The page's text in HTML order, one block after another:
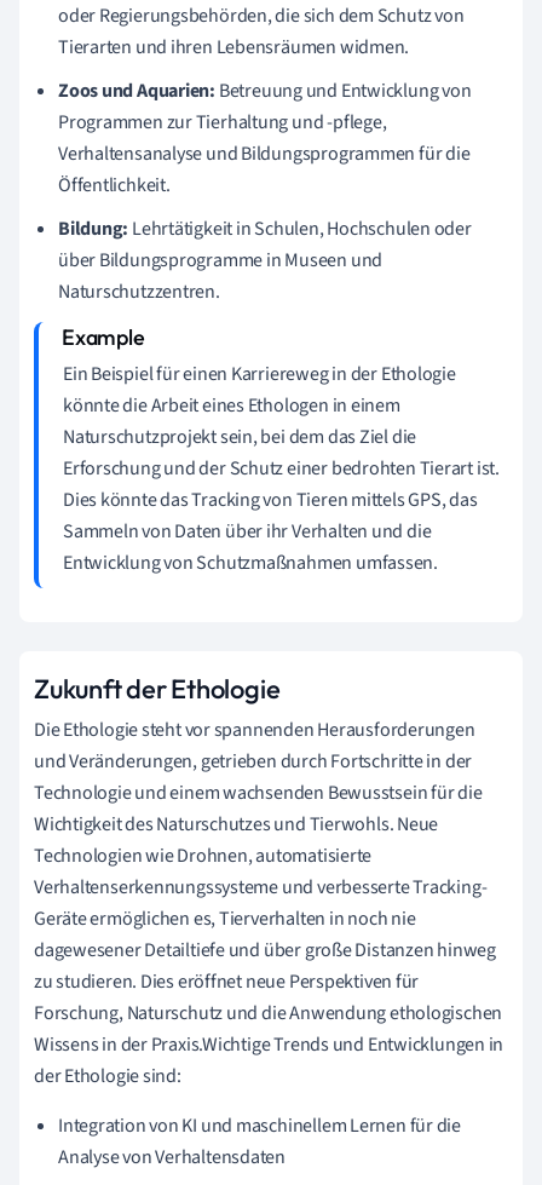
oder Regierungsbehörden, die sich dem Schutz von
Tierarten und ihren Lebensräumen widmen.
Zoos und Aquarien: Betreuung und Entwicklung von
Programmen zur Tierhaltung und -pflege,
Verhaltensanalyse und Bildungsprogrammen für die
Öffentlichkeit.
Bildung: Lehrtätigkeit in Schulen, Hochschulen oder
über Bildungsprogramme in Museen und
Naturschutzzentren.
Ein Beispiel für einen Karriereweg in der Ethologie
könnte die Arbeit eines Ethologen in einem
Naturschutzprojekt sein, bei dem das Ziel die
Erforschung und der Schutz einer bedrohten Tierart ist.
Dies könnte das Tracking von Tieren mittels GPS, das
Sammeln von Daten über ihr Verhalten und die
Entwicklung von Schutzmaßnahmen umfassen.
Zukunft der Ethologie
Die Ethologie steht vor spannenden Herausforderungen
und Veränderungen, getrieben durch Fortschritte in der
Technologie und einem wachsenden Bewusstsein für die
Wichtigkeit des Naturschutzes und Tierwohls. Neue
Technologien wie Drohnen, automatisierte
Verhaltenserkennungssysteme und verbesserte Tracking-
Geräte ermöglichen es, Tierverhalten in noch nie
dagewesener Detailtiefe und über große Distanzen hinweg
zu studieren. Dies eröffnet neue Perspektiven für
Forschung, Naturschutz und die Anwendung ethologischen
Wissens in der Praxis.Wichtige Trends und Entwicklungen in
der Ethologie sind:
Integration von KI und maschinellem Lernen für die
Analyse von Verhaltensdaten